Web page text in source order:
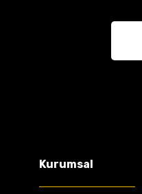
Kurumsal